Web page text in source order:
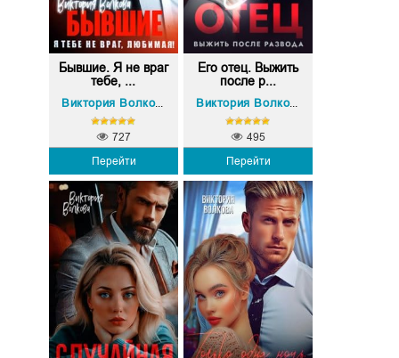
Бывшие. Я не враг
тебе, ...
Виктория Волкова
Перейти
727
Его отец. Выжить
после р...
Виктория Волкова
Перейти
495